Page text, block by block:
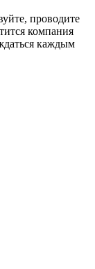
проводите
компания
каждым